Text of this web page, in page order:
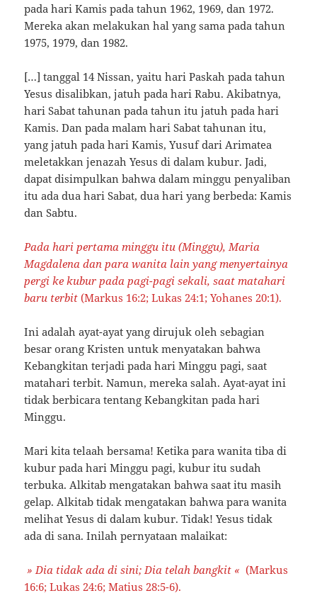
pada hari Kamis pada tahun 1962, 1969, dan 1972.
Mereka akan melakukan hal yang sama pada tahun
1975, 1979, dan 1982.
[…] tanggal 14 Nissan, yaitu hari Paskah pada tahun
Yesus disalibkan, jatuh pada hari Rabu. Akibatnya,
hari Sabat tahunan pada tahun itu jatuh pada hari
Kamis. Dan pada malam hari Sabat tahunan itu,
yang jatuh pada hari Kamis, Yusuf dari Arimatea
meletakkan jenazah Yesus di dalam kubur. Jadi,
dapat disimpulkan bahwa dalam minggu penyaliban
itu ada dua hari Sabat, dua hari yang berbeda: Kamis
dan Sabtu.
Pada hari pertama minggu itu (Minggu), Maria
Magdalena dan para wanita lain yang menyertainya
pergi ke kubur pada pagi-pagi sekali, saat matahari
baru terbit (Markus 16:2; Lukas 24:1; Yohanes 20:1).
Ini adalah ayat-ayat yang dirujuk oleh sebagian
besar orang Kristen untuk menyatakan bahwa
Kebangkitan terjadi pada hari Minggu pagi, saat
matahari terbit. Namun, mereka salah. Ayat-ayat ini
tidak berbicara tentang Kebangkitan pada hari
Minggu.
Mari kita telaah bersama! Ketika para wanita tiba di
kubur pada hari Minggu pagi, kubur itu sudah
terbuka. Alkitab mengatakan bahwa saat itu masih
gelap. Alkitab tidak mengatakan bahwa para wanita
melihat Yesus di dalam kubur. Tidak! Yesus tidak
ada di sana. Inilah pernyataan malaikat:
» Dia tidak ada di sini; Dia telah bangkit « (Markus
16:6; Lukas 24:6; Matius 28:5-6).